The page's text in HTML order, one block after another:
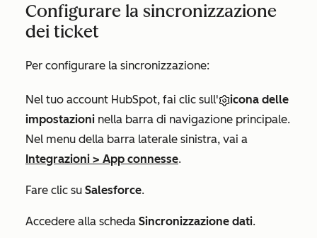
Configurare la sincronizzazione
dei ticket
Per configurare la sincronizzazione:
Nel tuo account HubSpot, fai clic sull'
icona delle
impostazioni nella barra di navigazione principale.
Nel menu della barra laterale sinistra, vai a
Integrazioni > App connesse.
Fare clic su Salesforce.
Accedere alla scheda Sincronizzazione dati.